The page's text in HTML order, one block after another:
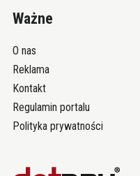
Ważne
O nas
Reklama
Kontakt
Regulamin portalu
Polityka prywatności